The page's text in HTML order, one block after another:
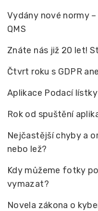
Vydány nové normy
QMS
Znáte nás již 20 let!
Čtvrt roku s GDPR
Aplikace Podací
Rok od spuštění
Nejčastější chyby a
nebo lež?
Kdy můžeme fotky
vymazat?
Novela zákona o